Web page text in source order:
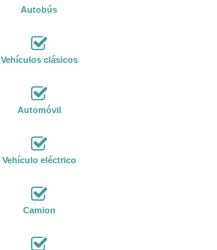
Autobús
Vehículos clásicos
Automóvil
Vehículo eléctrico
Camion